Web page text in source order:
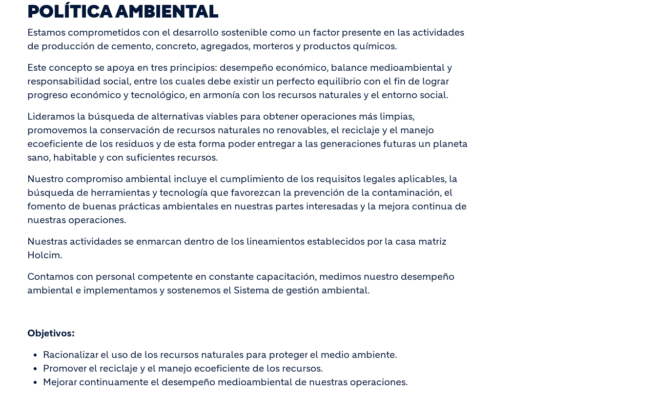
POLÍTICA AMBIENTAL
Estamos comprometidos con el desarrollo sostenible como un factor presente en las actividades
de producción de cemento, concreto, agregados, morteros y productos químicos.
Este concepto se apoya en tres principios: desempeño económico, balance medioambiental y
responsabilidad social, entre los cuales debe existir un perfecto equilibrio con el ﬁn de lograr
progreso económico y tecnológico, en armonía con los recursos naturales y el entorno social.
Lideramos la búsqueda de alternativas viables para obtener operaciones más limpias,
promovemos la conservación de recursos naturales no renovables, el reciclaje y el manejo
ecoeﬁciente de los residuos y de esta forma poder entregar a las generaciones futuras un planeta
sano, habitable y con suﬁcientes recursos.
Nuestro compromiso ambiental incluye el cumplimiento de los requisitos legales aplicables, la
búsqueda de herramientas y tecnología que favorezcan la prevención de la contaminación, el
fomento de buenas prácticas ambientales en nuestras partes interesadas y la mejora continua de
nuestras operaciones.
Nuestras actividades se enmarcan dentro de los lineamientos establecidos por la casa matriz
Holcim.
Contamos con personal competente en constante capacitación, medimos nuestro desempeño
ambiental e implementamos y sostenemos el Sistema de gestión ambiental.
Objetivos:
Racionalizar el uso de los recursos naturales para proteger el medio ambiente.
Promover el reciclaje y el manejo ecoeﬁciente de los recursos.
Mejorar continuamente el desempeño medioambiental de nuestras operaciones.